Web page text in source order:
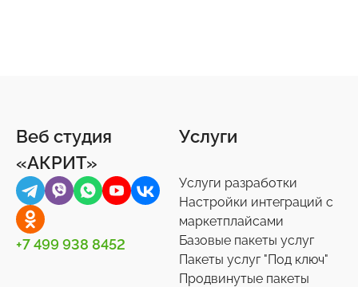
Веб студия
«АКРИТ»
+7 499 938 8452
Услуги
Услуги разработки
Настройки интеграций с
маркетплайсами
Базовые пакеты услуг
Пакеты услуг "Под ключ"
Продвинутые пакеты